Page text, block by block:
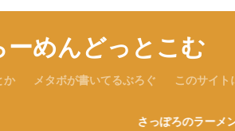
ーめんどっとこむ
か メタボが書いてるぶろぐ このサイト
さっぽろのラーメン情